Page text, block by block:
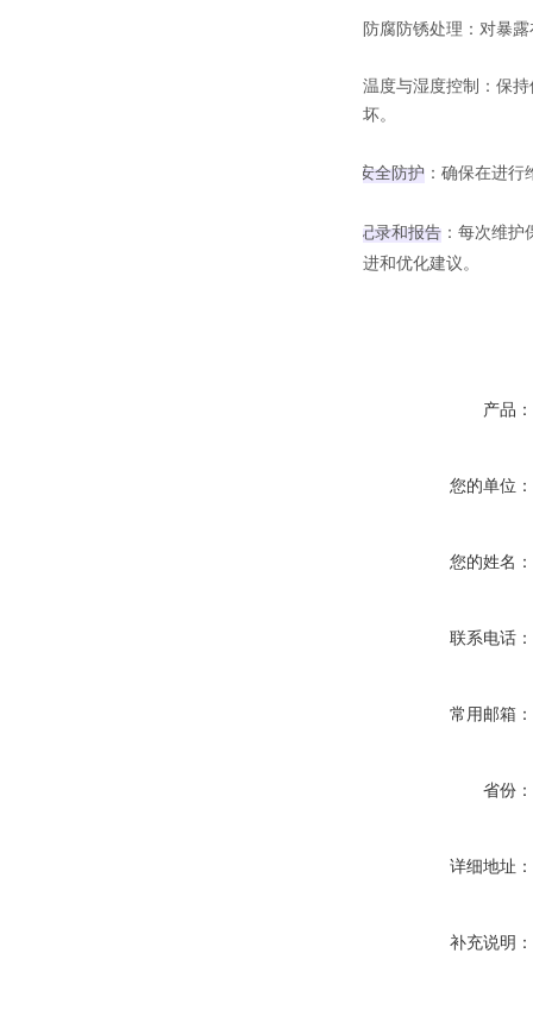
防腐防锈处理‌：对暴
温度与湿度控制‌：保
坏。
安全防护 ：确保在进
记录和报告 ：每次维
进和优化建议。
产品：
您的单位：
您的姓名：
联系电话：
常用邮箱：
省份：
详细地址：
补充说明：